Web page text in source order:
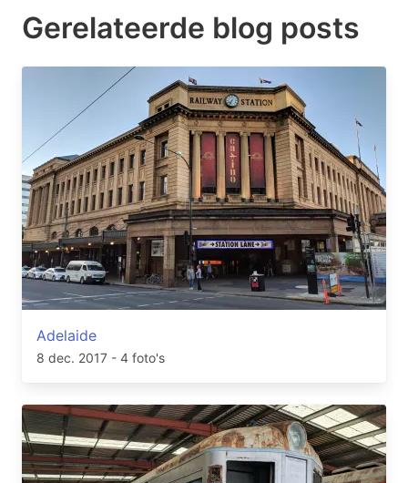
Gerelateerde blog posts
Adelaide
8 dec. 2017 - 4 foto's